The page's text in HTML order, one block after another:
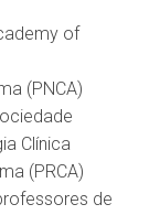
of
(PNCA)
Clínica
(PRCA)
de